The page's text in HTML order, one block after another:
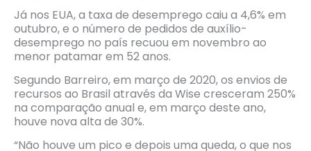
Já nos EUA, a taxa de desemprego caiu a 4,6% em
outubro, e o número de pedidos de auxílio-
desemprego no país recuou em novembro ao
menor patamar em 52 anos.
Segundo Barreiro, em março de 2020, os envios de
recursos ao Brasil através da Wise cresceram 250%
na comparação anual e, em março deste ano,
houve nova alta de 30%.
“Não houve um pico e depois uma queda, o que nos